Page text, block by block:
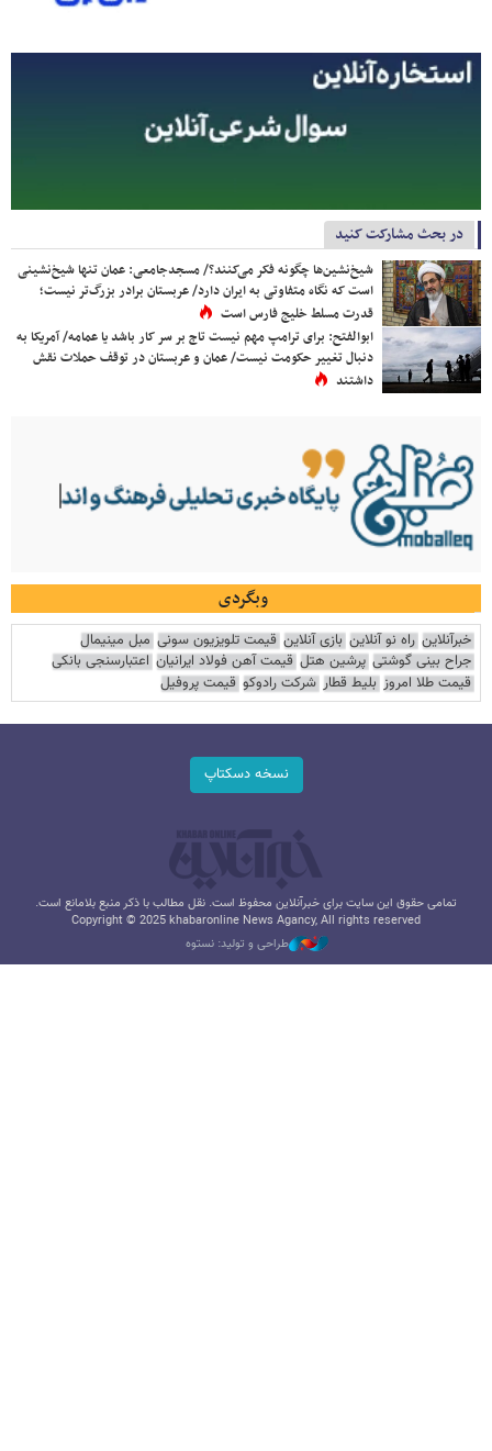
در بحث مشارکت کنید
شیخ‌نشین‌ها چگونه فکر می‌کنند؟/ مسجدجامعی: عمان تنها شیخ‌نشینی
است که نگاه متفاوتی به ایران دارد/ عربستان برادر بزرگ‌تر نیست؛
قدرت مسلط خلیج فارس است
ابوالفتح: برای ترامپ مهم نیست تاج بر سر کار باشد یا عمامه/ آمریکا به
دنبال تغییر حکومت نیست/ عمان و عربستان در توقف حملات نقش
داشتند
وبگردی
خبرآنلاین راه نو آنلاین بازی آنلاین قیمت تلویزیون سونی مبل مینیمال
جراح بینی گوشتی پرشین هتل قیمت آهن فولاد ایرانیان اعتبارسنجی بانکی
قیمت طلا امروز بلیط قطار شرکت رادوکو قیمت پروفیل
نسخه دسکتاپ
تمامی حقوق این سایت برای خبرآنلاین محفوظ است. نقل مطالب با ذکر منبع بلامانع است.
Copyright © 2025 khabaronline News Agancy, All rights reserved
طراحی و تولید: نستوه